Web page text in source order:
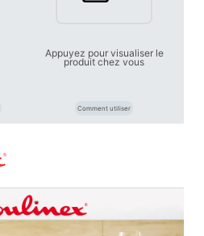
Appuyez pour visualiser le
produit chez vous
Comment utiliser